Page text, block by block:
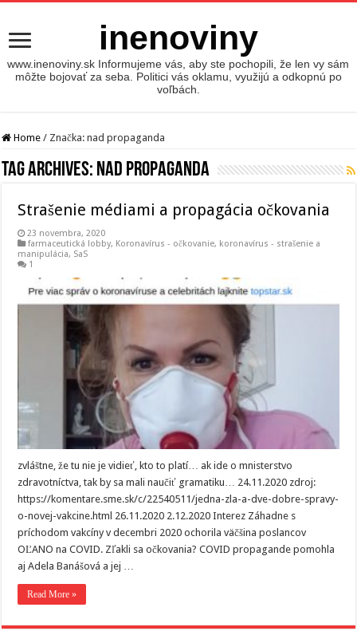
inenoviny
www.inenoviny.sk Informujeme vás, aby ste pochopili, že len vy sám
môžte bojovať za seba. Politici vás oklamu, využijú a odkopnú po
voľbách.
Home / Značka:nad propaganda
Tag Archives: nad propaganda
Strašenie médiami a propagácia očkovania
23 novembra, 2020
farmaceutická lobby, Koronavírus - očkovanie, koronavírus - strašenie a
manipulácia, SaS
1
zvláštne, že tu nie je vidieť, kto to platí… ak ide o mnisterstvo
zdravotníctva, tak by sa mali naučiť gramatiku… 24.11.2020 zdroj:
https://komentare.sme.sk/c/22540511/jedna-zla-a-dve-dobre-spravy-
o-novej-vakcine.html 26.11.2020 2.12.2020 Interez Záhadne s
príchodom vakcíny v decembri 2020 ochorila väčšina poslancov
OĽANO na COVID. Zľakli sa očkovania? COVID propagande pomohla
aj Adela Banášová a jej …
Read More »